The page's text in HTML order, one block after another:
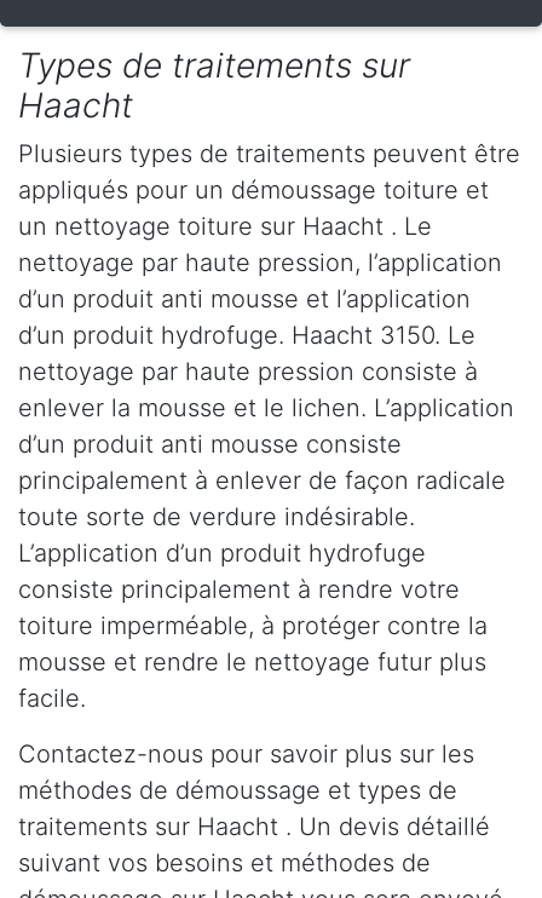
Types de traitements sur
Haacht
Plusieurs types de traitements peuvent être
appliqués pour un démoussage toiture et
un nettoyage toiture sur Haacht . Le
nettoyage par haute pression, l’application
d’un produit anti mousse et l’application
d’un produit hydrofuge. Haacht 3150. Le
nettoyage par haute pression consiste à
enlever la mousse et le lichen. L’application
d’un produit anti mousse consiste
principalement à enlever de façon radicale
toute sorte de verdure indésirable.
L’application d’un produit hydrofuge
consiste principalement à rendre votre
toiture imperméable, à protéger contre la
mousse et rendre le nettoyage futur plus
facile.
Contactez-nous pour savoir plus sur les
méthodes de démoussage et types de
traitements sur Haacht . Un devis détaillé
suivant vos besoins et méthodes de